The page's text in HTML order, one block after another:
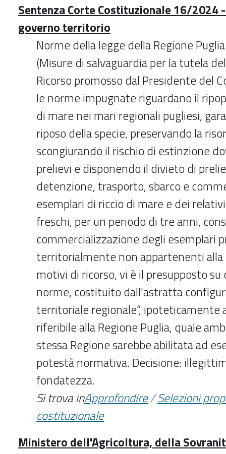
Sentenza Corte Costituzionale 16/2024
governo territorio
Norme della legge della Regione
(Misure di salvaguardia per la tutela
Ricorso promosso dal Presidente del
le norme impugnate riguardano il
di mare nei mari regionali pugliesi,
riposo della specie, preservando la
scongiurando il rischio di estinzione
prelievi e disponendo il divieto di
detenzione, trasporto, sbarco e
esemplari di riccio di mare e dei
freschi, per un periodo di tre anni,
commercializzazione degli esemplari
territorialmente non appartenenti alla
motivi di ricorso, vi è il presupposto su
norme, costituito dall'astratta
territoriale regionale”, ipoteticamente
riferibile alla Regione Puglia, quale
stessa Regione sarebbe abilitata ad
potestà normativa. Decisione:
fondatezza.
Si trova inApprofondire/Selezioni
costituzionale
Ministero dell'Agricoltura, della